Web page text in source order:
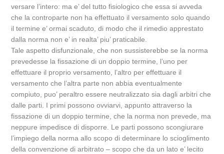
versare l’intero: ma e’ del tutto fisiologico che essa si avveda
che la controparte non ha effettuato il versamento solo quando
il termine e’ ormai scaduto, di modo che il rimedio apprestato
dalla norma non e’ in realta’ piu’ praticabile.
Tale aspetto disfunzionale, che non sussisterebbe se la norma
prevedesse la fissazione di un doppio termine, l’uno per
effettuare il proprio versamento, l’altro per effettuare il
versamento che l’altra parte non abbia eventualmente
compiuto, puo’ peraltro essere neutralizzato sia dagli arbitri che
dalle parti. I primi possono ovviarvi, appunto attraverso la
fissazione di un doppio termine, che la norma non prevede, ma
neppure impedisce di disporre. Le parti possono scongiurare
l’impiego della norma allo scopo di determinare lo scioglimento
della convenzione di arbitrato – scopo che da un lato e’ lecito